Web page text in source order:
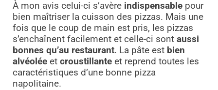
À mon avis celui-ci s’avère indispensablepour
bien maîtriser la cuisson des pizzas. Mais une
fois que le coup de main est pris, les pizzas
s’enchaînent facilement et celle-ci sont aussi
bonnes qu’au restaurant. La pâte est bien
alvéoléeet croustillanteet reprend toutes les
caractéristiques d’une bonne pizza
napolitaine.